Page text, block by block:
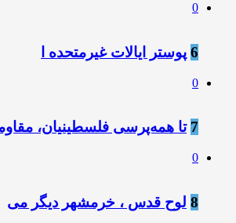
0
6 پوستر ایالات غیرمتحده ا
0
7 تا همه‌پرسی فلسطینیان،
0
8 لوح قدس ، خرمشهر دیگر می